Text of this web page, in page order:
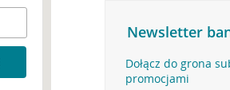
Newsletter
Dołącz do grona
promocjami